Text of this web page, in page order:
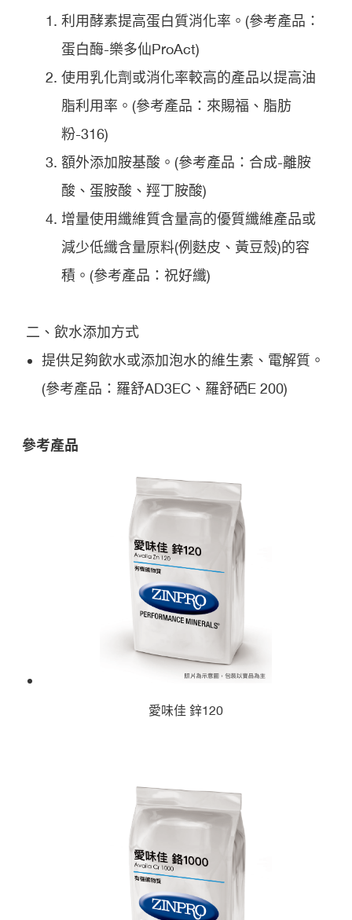
利用酵素提高蛋白質消化率。(參考產品：
蛋白酶-樂多仙ProAct)
使用乳化劑或消化率較高的產品以提高油
脂利用率。(參考產品：來賜福、脂肪
粉-316)
額外添加胺基酸。(參考產品：合成-離胺
酸、蛋胺酸、羥丁胺酸)
增量使用纖維質含量高的優質纖維產品或
減少低纖含量原料(例麩皮、黃豆殼)的容
積。(參考產品：祝好纖)
二、飲水添加方式
提供足夠飲水或添加泡水的維生素、電解質。
(參考產品：羅舒AD3EC、羅舒硒E 200)
參考產品
愛味佳 鋅120